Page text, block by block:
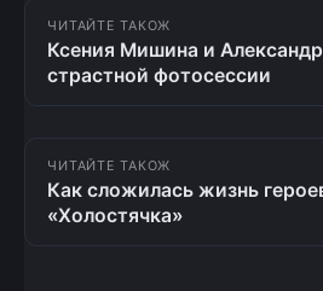
ЧИТАЙТЕ ТАКОЖ
Ксения Мишина и
страстной фотосессии
ЧИТАЙТЕ ТАКОЖ
Как сложилась жизнь
«Холостячка»